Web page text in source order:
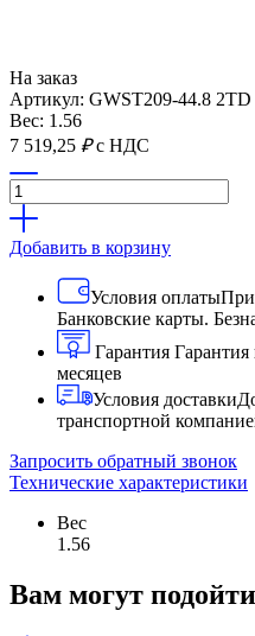
На заказ
Артикул: GWST209-44.8 2TD
Вес: 1.56
7 519,25 ₽ с НДС
Добавить в корзину
Условия оплаты
Банковские карты.
Гарантия
месяцев
Условия доставки
транспортной
Запросить обратный звонок
Технические характеристики
Вес
1.56
Вам могут подойти